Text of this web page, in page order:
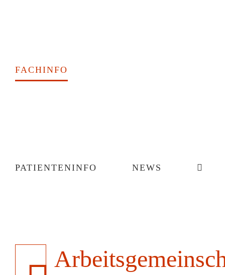
FACHINFO
PATIENTENINFO NEWS